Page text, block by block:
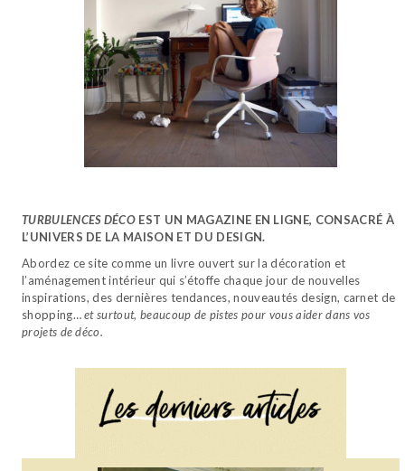
TURBULENCES DÉCO EST UN MAGAZINE EN LIGNE, CONSACRÉ À
L’UNIVERS DE LA MAISON ET DU DESIGN.
Abordez ce site comme un livre ouvert sur la décoration et
l’aménagement intérieur qui s’étoffe chaque jour de nouvelles
inspirations, des dernières tendances, nouveautés design, carnet de
shopping…et surtout, beaucoup de pistes pour vous aider dans vos
projets de déco.